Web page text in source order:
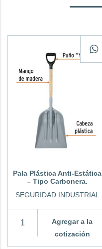
Pala Plástica Anti-Estática
– Tipo Carbonera.
SEGURIDAD INDUSTRIAL
Agregar a la
cotización